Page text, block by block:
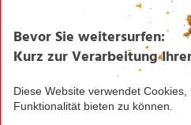
** Angebot gültig für
Plus App. Es gelten die
NORMA Plus App.
1Bei Aktivierung eines
jedes Smart-Tarifs für die
Hierzu muss kein
werden.